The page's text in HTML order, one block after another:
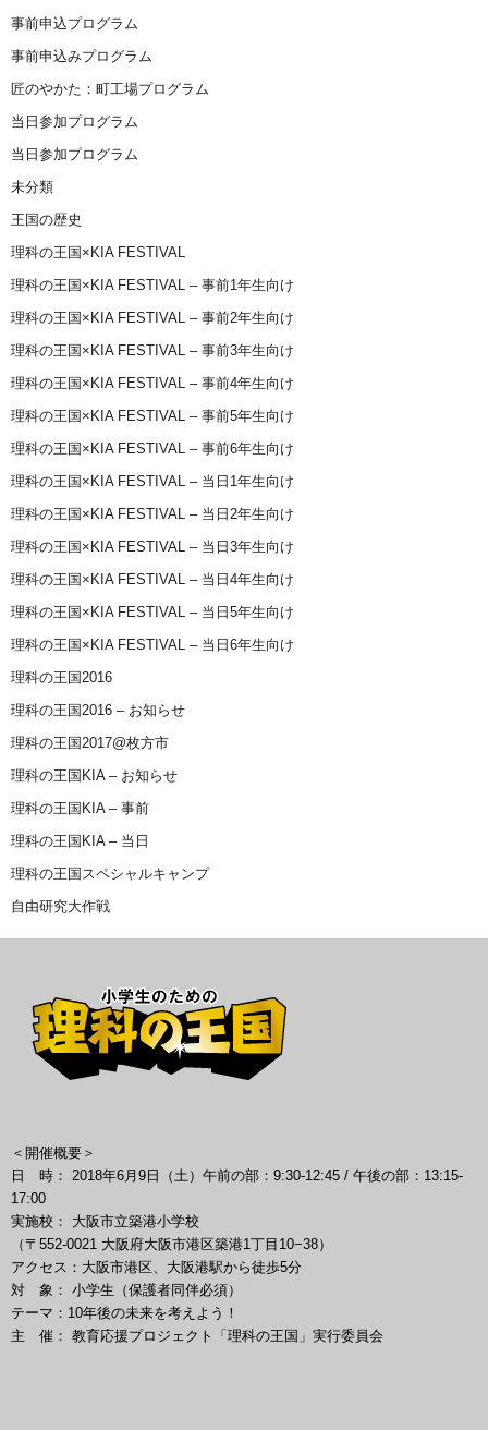
事前申込プログラム
事前申込みプログラム
匠のやかた：町工場プログラム
当日参加プログラム
当日参加プログラム
未分類
王国の歴史
理科の王国×KIA FESTIVAL
理科の王国×KIA FESTIVAL – 事前1年生向け
理科の王国×KIA FESTIVAL – 事前2年生向け
理科の王国×KIA FESTIVAL – 事前3年生向け
理科の王国×KIA FESTIVAL – 事前4年生向け
理科の王国×KIA FESTIVAL – 事前5年生向け
理科の王国×KIA FESTIVAL – 事前6年生向け
理科の王国×KIA FESTIVAL – 当日1年生向け
理科の王国×KIA FESTIVAL – 当日2年生向け
理科の王国×KIA FESTIVAL – 当日3年生向け
理科の王国×KIA FESTIVAL – 当日4年生向け
理科の王国×KIA FESTIVAL – 当日5年生向け
理科の王国×KIA FESTIVAL – 当日6年生向け
理科の王国2016
理科の王国2016 – お知らせ
理科の王国2017@枚方市
理科の王国KIA – お知らせ
理科の王国KIA – 事前
理科の王国KIA – 当日
理科の王国スペシャルキャンプ
自由研究大作戦
＜開催概要＞
日 時： 2018年6月9日（土）午前の部：9:30-12:45 / 午後の部：13:15-
17:00
実施校： 大阪市立築港小学校
（〒552-0021 大阪府大阪市港区築港1丁目10−38）
アクセス：大阪市港区、大阪港駅から徒歩5分
対 象： 小学生（保護者同伴必須）
テーマ：10年後の未来を考えよう！
主 催： 教育応援プロジェクト「理科の王国」実行委員会